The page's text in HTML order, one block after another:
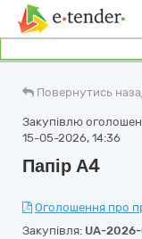
Повернутись
Закупівлю
15-05-2026, 14:36
Папір А4
Оголошення про
Закупівля: UA-